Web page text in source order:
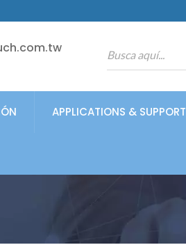
APPLICATIONS & SUPPORT